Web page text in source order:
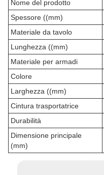
Nome del prodotto
Spessore ((mm)
Materiale da tavolo
Lunghezza ((mm)
Materiale per armadi
Colore
Larghezza ((mm)
Cintura trasportatrice
Durabilità
Dimensione principale
(mm)